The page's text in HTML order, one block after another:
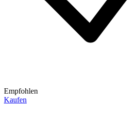
Empfohlen
Kaufen